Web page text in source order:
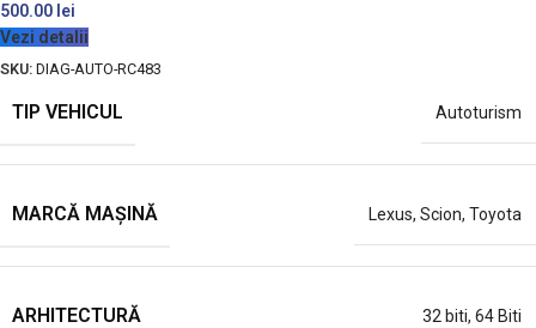
500.00 lei
Vezi detalii
SKU: DIAG-AUTO-RC483
TIP VEHICUL Autoturism
MARCĂ MAȘINĂ Lexus, Scion, Toyota
ARHITECTURĂ 32 biti, 64 Biti